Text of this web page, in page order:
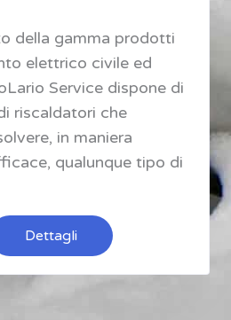
della gamma prodotti
elettrico civile ed
Service dispone di
riscaldatori che
in maniera
qualunque tipo di
Dettagli